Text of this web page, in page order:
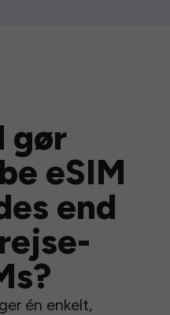
gør
eSIM
end
én enkelt,